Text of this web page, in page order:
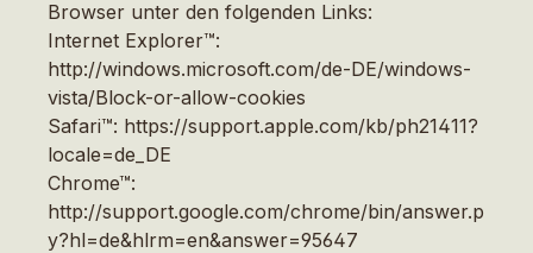
Browser unter den folgenden Links:
Internet Explorer™:
http://windows.microsoft.com/de-DE/windows-
vista/Block-or-allow-cookies
Safari™: https://support.apple.com/kb/ph21411?
locale=de_DE
Chrome™:
http://support.google.com/chrome/bin/answer.p
y?hl=de&hlrm=en&answer=95647